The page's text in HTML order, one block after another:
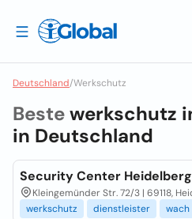
Deutschland/Werkschutz
Bestewerkschutz
in Deutschland
Security Center
Kleingemünder Str. 72/3 | 69118,
werkschutz
dienstleister wach